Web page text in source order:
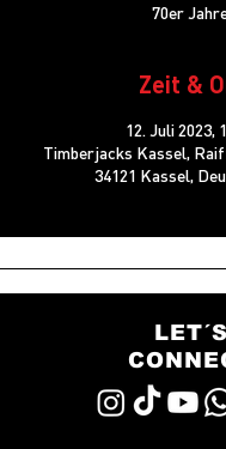
70er
Zeit &
12. Juli 2023,
Timberjacks Kassel,
34121 Kassel,
LET´S